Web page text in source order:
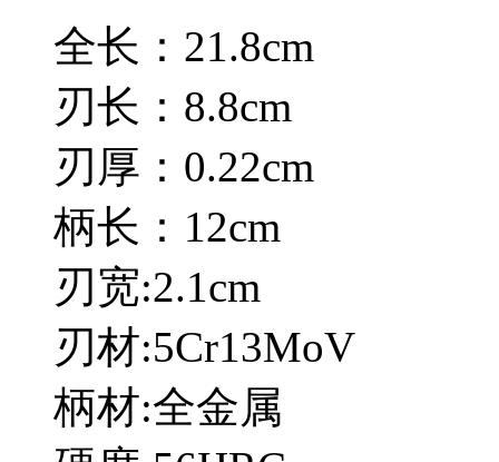
全长：21.8cm
刃长：8.8cm
刃厚：0.22cm
柄长：12cm
刃宽:2.1cm
刃材:5Cr13MoV
柄材:全金属